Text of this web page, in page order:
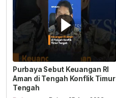
Purbaya Sebut Keuangan RI
Aman di Tengah Konflik Timur
Tengah